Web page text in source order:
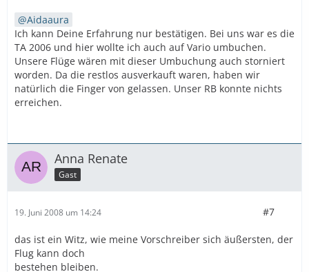
Aidaaura
Ich kann Deine Erfahrung nur bestätigen. Bei uns war es die
TA 2006 und hier wollte ich auch auf Vario umbuchen.
Unsere Flüge wären mit dieser Umbuchung auch storniert
worden. Da die restlos ausverkauft waren, haben wir
natürlich die Finger von gelassen. Unser RB konnte nichts
erreichen.
Anna Renate
Gast
19. Juni 2008 um 14:24 #7
das ist ein Witz, wie meine Vorschreiber sich äußersten, der
Flug kann doch
bestehen bleiben.